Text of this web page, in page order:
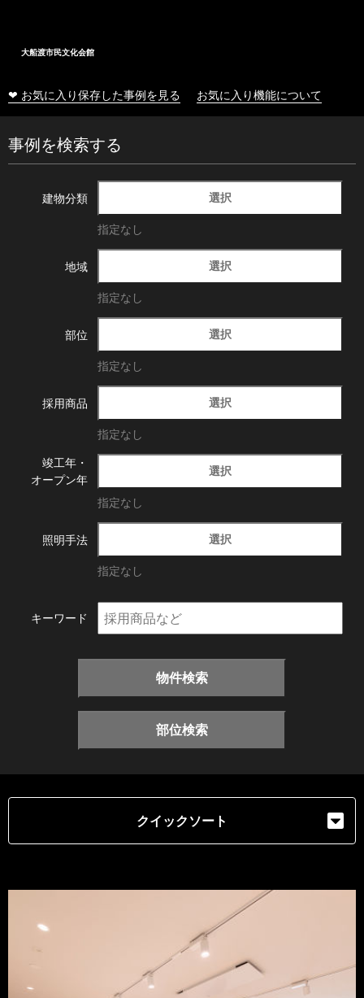
大船渡市民文化会館
❤ お気に入り保存した事例を見る お気に入り機能について
事例を検索する
建物分類 選択
指定なし
地域 選択
指定なし
部位 選択
指定なし
採用商品 選択
指定なし
竣工年・
オープン年
選択
指定なし
照明手法 選択
指定なし
キーワード
物件検索
部位検索
クイックソート